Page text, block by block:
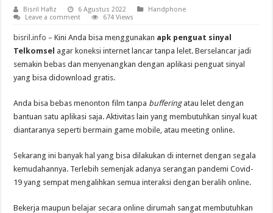
Bisril Hafiz 6 Agustus 2022
Handphone
Leave a comment
674 Views
bisril.info –Kini Anda bisa menggunakan apk penguat sinyal
Telkomsel agar koneksi internet lancar tanpa lelet. Berselancar jadi
semakin bebas dan menyenangkan dengan aplikasi penguat sinyal
yang bisa didownload gratis.
Anda bisa bebas menonton film tanpa buffering atau lelet dengan
bantuan satu aplikasi saja. Aktivitas lain yang membutuhkan sinyal kuat
diantaranya seperti bermain game mobile, atau meeting online.
Sekarang ini banyak hal yang bisa dilakukan di internet dengan segala
kemudahannya. Terlebih semenjak adanya serangan pandemi Covid-
19 yang sempat mengalihkan semua interaksi dengan beralih online.
Bekerja maupun belajar secara online dirumah sangat membutuhkan